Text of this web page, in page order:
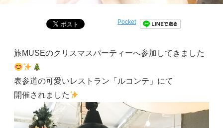
Pocket
旅MUSEのクリスマスパーティーへ参加してきました
表参道の可愛いレストラン「ルコンテ」にて
開催されました